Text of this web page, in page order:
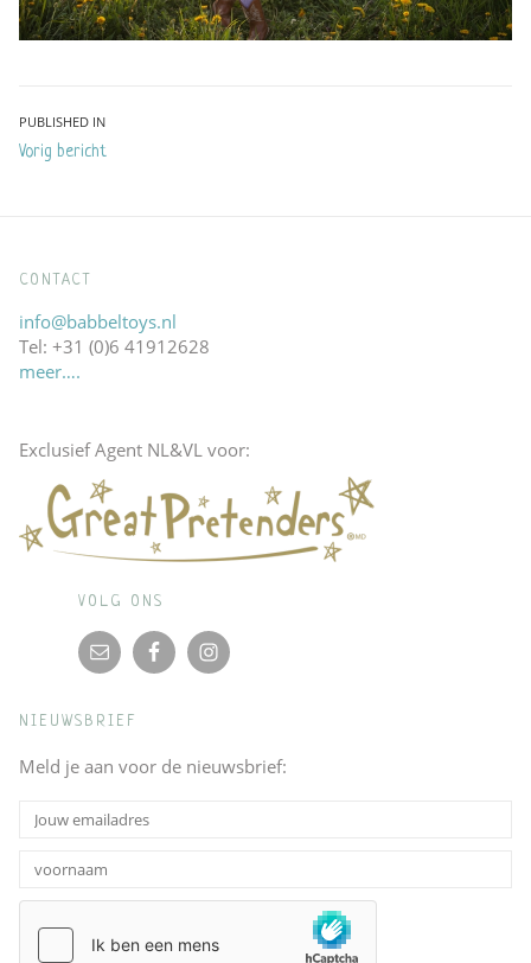
Bericht
navigatie
PUBLISHED IN
Vorig bericht
CONTACT
info@babbeltoys.nl
Tel: +31 (0)6 41912628
meer….
Exclusief Agent NL&VL voor:
VOLG ONS
NIEUWSBRIEF
Meld je aan voor de nieuwsbrief: